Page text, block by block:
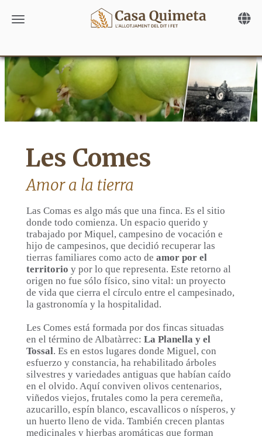
Toggle navigation
Les Comes
Amor a la tierra
Las Comas es algo más que una finca. Es el sitio
donde todo comienza. Un espacio querido y
trabajado por Miquel, campesino de vocación e
hijo de campesinos, que decidió recuperar las
tierras familiares como acto de amor por el
territorio y por lo que representa. Este retorno al
origen no fue sólo físico, sino vital: un proyecto
de vida que cierra el círculo entre el campesinado,
la gastronomía y la hospitalidad.
Les Comes está formada por dos fincas situadas
en el término de Albatàrrec: La Planella y el
Tossal. Es en estos lugares donde Miguel, con
esfuerzo y constancia, ha rehabilitado árboles
silvestres y variedades antiguas que habían caído
en el olvido. Aquí conviven olivos centenarios,
viñedos viejos, frutales como la pera ceremeña,
azucarillo, espín blanco, escavallicos o nísperos, y
un huerto lleno de vida. También crecen plantas
medicinales y hierbas aromáticas que forman